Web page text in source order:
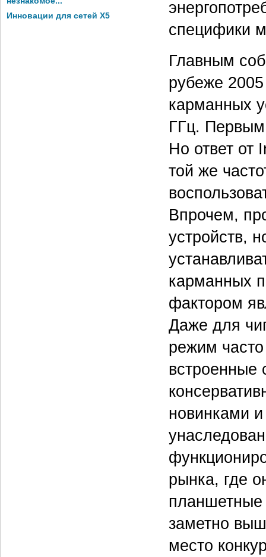
Инновации для сетей X5
специфики
Главным
рубеже
карманных
ГГц. Первым
Но ответ от
той же
Впрочем,
устройств,
карманных
фактором
Даже для
режим
встроенные
новинками
рынка, где
планшетные
заметно
место